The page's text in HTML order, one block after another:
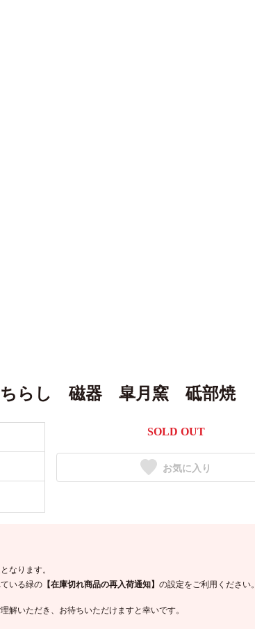
ちらし 磁器 皐月窯 砥部焼
SOLD OUT
お気に入り
なります。
いる緑の 【在庫切れ商品の再入荷通知】 の設定をご利用ください。
解いただき、お待ちいただけますと幸いです。